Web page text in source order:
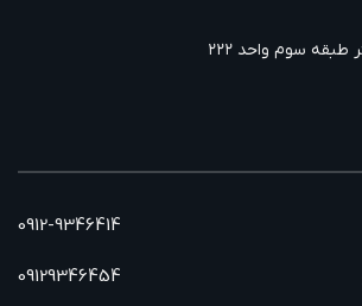
سوم واحد ۲۲۲
0912-9346414
09129346454